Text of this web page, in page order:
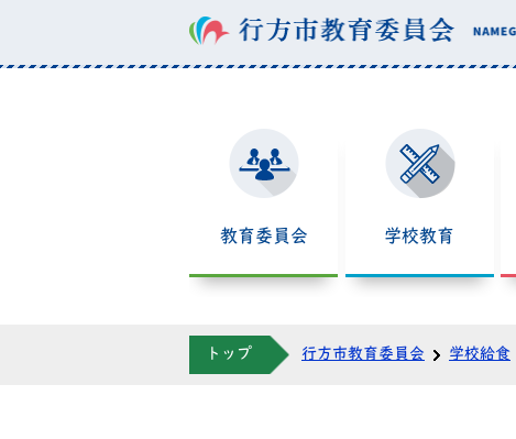
教育委員会 学校教育
トップ 行方市教育委員会 学校給食